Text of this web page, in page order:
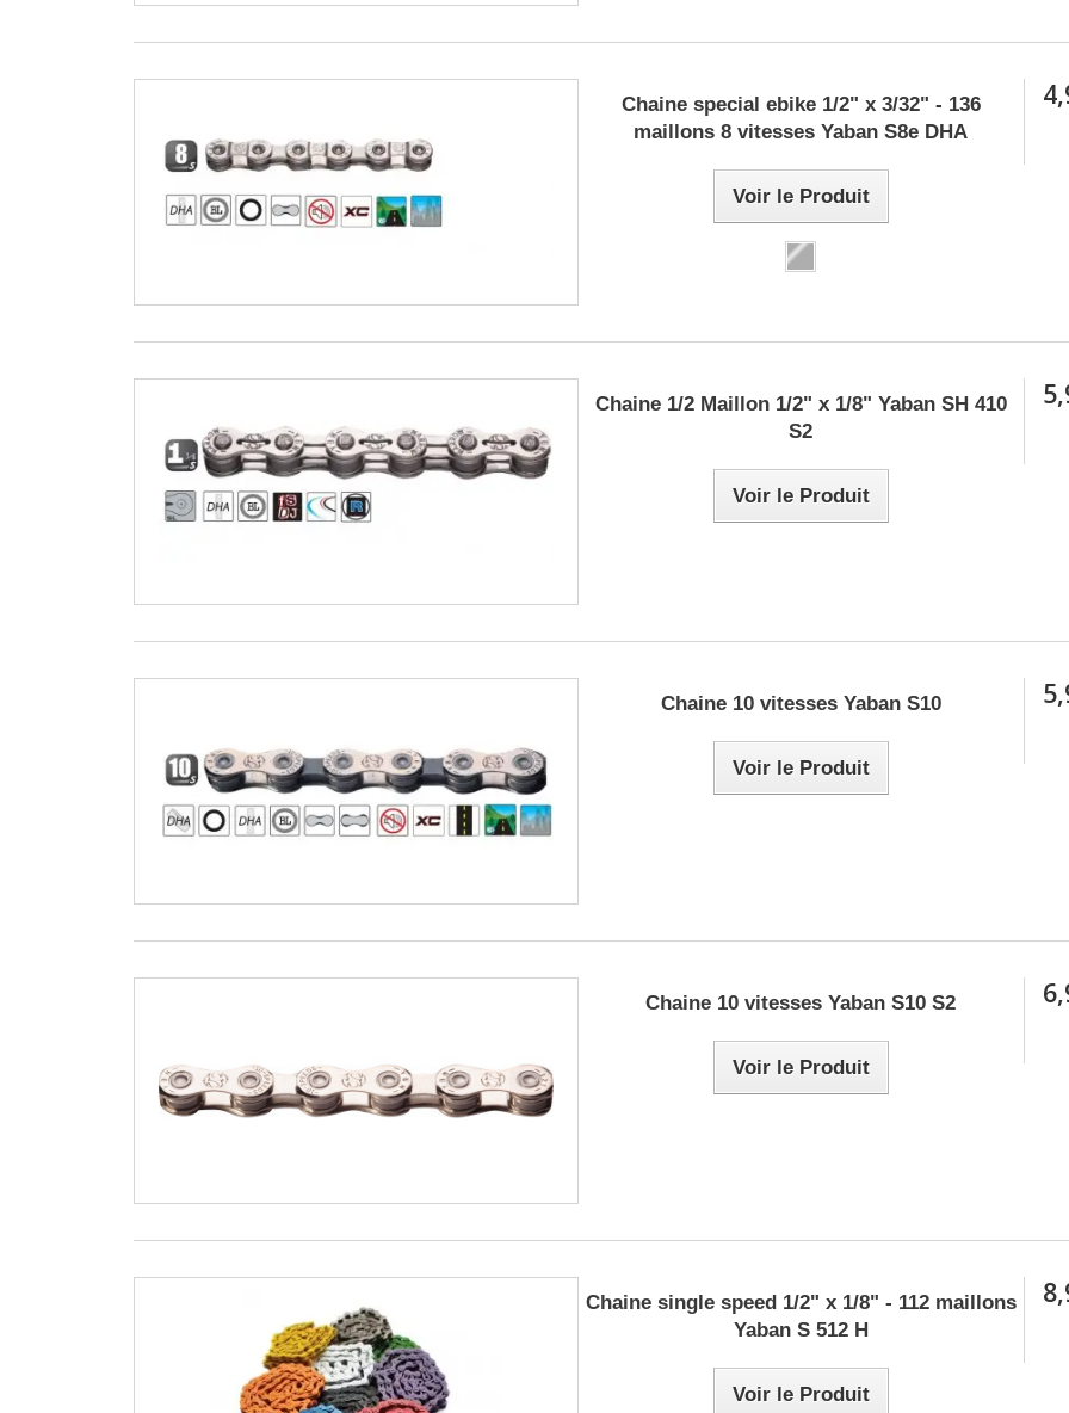
Chaine special ebike 1/2" x 3/32" - 136
maillons 8 vitesses Yaban S8e DHA
Voir le Produit
Chaine 1/2 Maillon 1/2" x 1/8" Yaban SH 410
S2
Voir le Produit
Chaine 10 vitesses Yaban S10
Voir le Produit
Chaine 10 vitesses Yaban S10 S2
Voir le Produit
Chaine single speed 1/2" x 1/8" - 112 maillons
Yaban S 512 H
Voir le Produit